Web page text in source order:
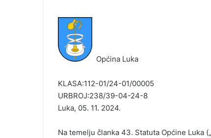
Općina Luka
KLASA:112-01/24-01/00005
URBROJ:238/39-04-24-8
Luka, 05. 11. 2024.
Na temelju članka 43. Statuta Općine Luka